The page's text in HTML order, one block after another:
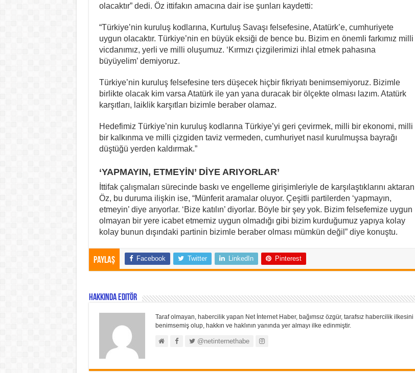
olacaktır” dedi. Öz ittifakın amacına dair ise şunları kaydetti:
“Türkiye’nin kuruluş kodlarına, Kurtuluş Savaşı felsefesine, Atatürk’e, cumhuriyete
uygun olacaktır. Türkiye’nin en büyük eksiği de bence bu. Bizim en önemli farkımız milli
vicdanımız, yerli ve milli oluşumuz. ‘Kırmızı çizgilerimizi ihlal etmek pahasına
büyüyelim’ demiyoruz.
Türkiye’nin kuruluş felsefesine ters düşecek hiçbir fikriyatı benimsemiyoruz. Bizimle
birlikte olacak kim varsa Atatürk ile yan yana duracak bir ölçekte olması lazım. Atatürk
karşıtları, laiklik karşıtları bizimle beraber olamaz.
Hedefimiz Türkiye’nin kuruluş kodlarına Türkiye’yi geri çevirmek, milli bir ekonomi, milli
bir kalkınma ve milli çizgiden taviz vermeden, cumhuriyet nasıl kurulmuşsa bayrağı
düştüğü yerden kaldırmak.”
‘YAPMAYIN, ETMEYİN’ DİYE ARIYORLAR’
İttifak çalışmaları sürecinde baskı ve engelleme girişimleriyle de karşılaştıklarını aktaran
Öz, bu duruma ilişkin ise, “Münferit aramalar oluyor. Çeşitli partilerden ‘yapmayın,
etmeyin’ diye arıyorlar. ‘Bize katılın’ diyorlar. Böyle bir şey yok. Bizim felsefemize uygun
olmayan bir yere icabet etmemiz uygun olmadığı gibi bizim kurduğumuz yapıya kolay
kolay bunun dışındaki partinin bizimle beraber olması mümkün değil” diye konuştu.
Paylaş Facebook Twitter LinkedIn Pinterest
Hakkında Editör
Taraf olmayan, habercilik yapan Net İnternet Haber, bağımsız özgür, tarafsız habercilik ilkesini
benimsemiş olup, hakkın ve haklının yanında yer almayı ilke edinmiştir.
@netinternethabe